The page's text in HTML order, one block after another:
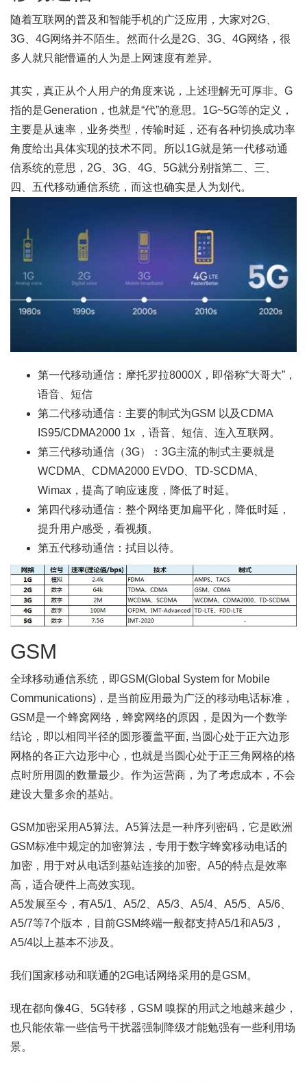
随着互联网的普及和智能手机的广泛应用，大家对2G、
3G、4G网络并不陌生。然而什么是2G、3G、4G网络，很
多人就只能懵逼的人为是上网速度有差异。
其实，真正从个人用户的角度来说，上述理解无可厚非。G
指的是Generation，也就是“代”的意思。1G~5G等的定义，
主要是从速率，业务类型，传输时延，还有各种切换成功率
角度给出具体实现的技术不同。所以1G就是第一代移动通
信系统的意思，2G、3G、4G、5G就分别指第二、三、
四、五代移动通信系统，而这也确实是人为划代。
第一代移动通信：摩托罗拉8000X，即俗称“大哥大”，
语音、短信
第二代移动通信：主要的制式为GSM 以及CDMA
IS95/CDMA2000 1x ，语音、短信、连入互联网。
第三代移动通信（3G）：3G主流的制式主要就是
WCDMA、CDMA2000 EVDO、TD-SCDMA、
Wimax，提高了响应速度，降低了时延。
第四代移动通信：整个网络更加扁平化，降低时延，
提升用户感受，看视频。
第五代移动通信：拭目以待。
GSM
全球移动通信系统，即GSM(Global System for Mobile
Communications)，是当前应用最为广泛的移动电话标准，
GSM是一个蜂窝网络，蜂窝网络的原因，是因为一个数学
结论，即以相同半径的圆形覆盖平面, 当圆心处于正六边形
网格的各正六边形中心，也就是当圆心处于正三角网格的格
点时所用圆的数量最少。作为运营商，为了考虑成本，不会
建设大量多余的基站。
GSM加密采用A5算法。A5算法是一种序列密码，它是欧洲
GSM标准中规定的加密算法，专用于数字蜂窝移动电话的
加密，用于对从电话到基站连接的加密。A5的特点是效率
高，适合硬件上高效实现。
A5发展至今，有A5/1、A5/2、A5/3、A5/4、A5/5、A5/6、
A5/7等7个版本，目前GSM终端一般都支持A5/1和A5/3，
A5/4以上基本不涉及。
我们国家移动和联通的2G电话网络采用的是GSM。
现在都向像4G、5G转移，GSM 嗅探的用武之地越来越少，
也只能依靠一些信号干扰器强制降级才能勉强有一些利用场
景。